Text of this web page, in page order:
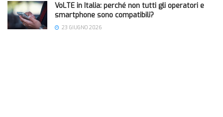
VoLTE in Italia: perché non tutti gli operatori e
smartphone sono compatibili?
23 GIUGNO 2026